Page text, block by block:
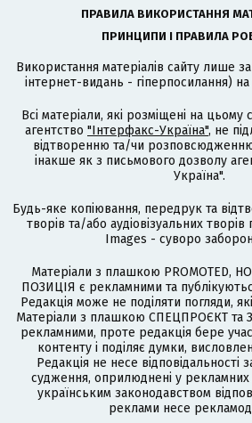
ПРАВИЛА ВИКОРИСТАННЯ
ПРИНЦИПИ І ПРАВИЛА
Використання матеріалів сайту лише
інтернет-видань - гіперпосилання)
Всі матеріали, які розміщені на цьому
агентство "Інтерфакс-Україна", не
відтворенню та/чи
інакше як з письмового дозволу
Україна".
Будь-яке копіювання, передрук та
творів та/або аудіовізуальних
Images - суворо
Матеріали з плашкою PROMOTED,
ПОЗИЦІЯ є рекламними та
Редакція може не поділяти погляди,
Матеріали з плашкою СПЕЦПРОЄКТ та
рекламними, проте редакція бере
контенту і поділяє думки,
Редакція не несе відповідальності
судження, оприлюднені у рекламних
українським законодавством
реклами несе